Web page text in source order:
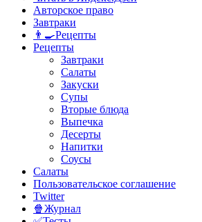
Авторское право
Завтраки
👨‍🍳Рецепты
Рецепты
Завтраки
Салаты
Закуски
Супы
Вторые блюда
Выпечка
Десерты
Напитки
Соусы
Салаты
Пользовательское соглашение
Twitter
🍿Журнал